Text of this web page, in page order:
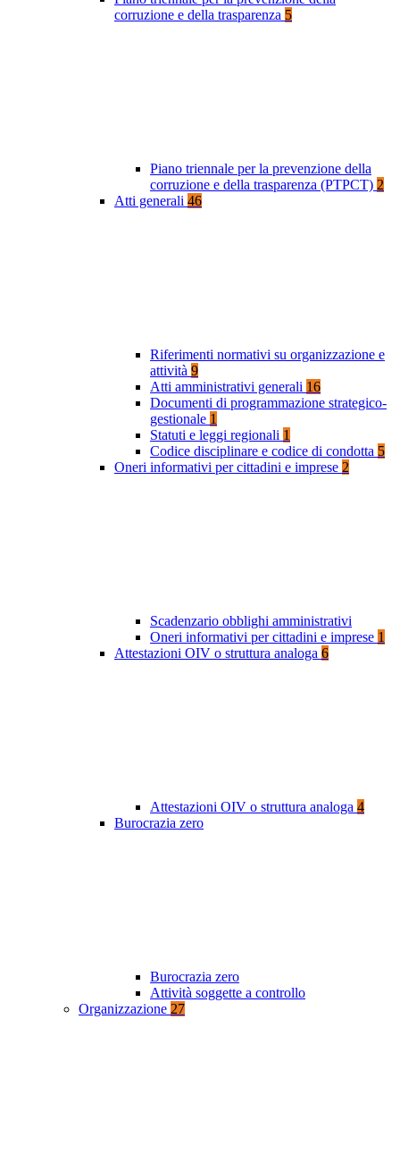
corruzione e della trasparenza 5
Piano triennale per la prevenzione della
corruzione e della trasparenza (PTPCT) 2
Atti generali 46
Riferimenti normativi su organizzazione e
attività 9
Atti amministrativi generali 16
Documenti di programmazione strategico-
gestionale 1
Statuti e leggi regionali 1
Codice disciplinare e codice di condotta 5
Oneri informativi per cittadini e imprese 2
Scadenzario obblighi amministrativi
Oneri informativi per cittadini e imprese 1
Attestazioni OIV o struttura analoga 6
Attestazioni OIV o struttura analoga 4
Burocrazia zero
Burocrazia zero
Attività soggette a controllo
Organizzazione 27